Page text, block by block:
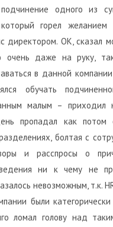
одного из
горел желанием
директором. ОК, сказал
очень даже на руку,
в данной
обучать
малым – приходил
пропадал как потом
болтая с
и расспросы о
ни к чему не
невозможным, т.к.
были
ломал голову над